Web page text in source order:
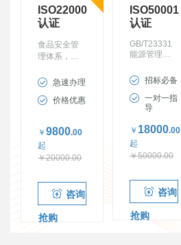
每日推出5款优惠认证，助力企业招投标
ISO22000
认证
食品安全管
理体系，食
必备急速办理
价格优惠
￥ 9800.00
起
￥20000.00
咨询
抢购
ISO50001
认证
GB/T23331
能源管理体
能重点用能
备
招标必备
一对一指
导
￥ 18000.00
起
￥50000.00
咨询
抢购